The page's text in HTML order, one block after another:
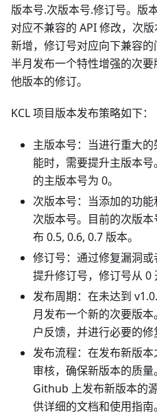
版本号.次版本号.修订号。版
对应不兼容的 API 修改，次
新增，修订号对应向下兼容
半月发布一个特性增强的次
他版本的修订。
KCL 项目版本发布策略如下：
主版本号：当进行重大
能时，需要提升主版本
的主版本号为 0。
次版本号：当添加的功
次版本号。目前的次版
布 0.5, 0.6, 0.7 版本。
修订号：通过修复漏洞
提升修订号，修订号从 0
发布周期：在未达到
月发布一个新的次要版
户反馈，并进行必要的修
发布流程：在发布新版
审核，确保新版本的质
Github 上发布新版本的
供详细的文档和使用指南。